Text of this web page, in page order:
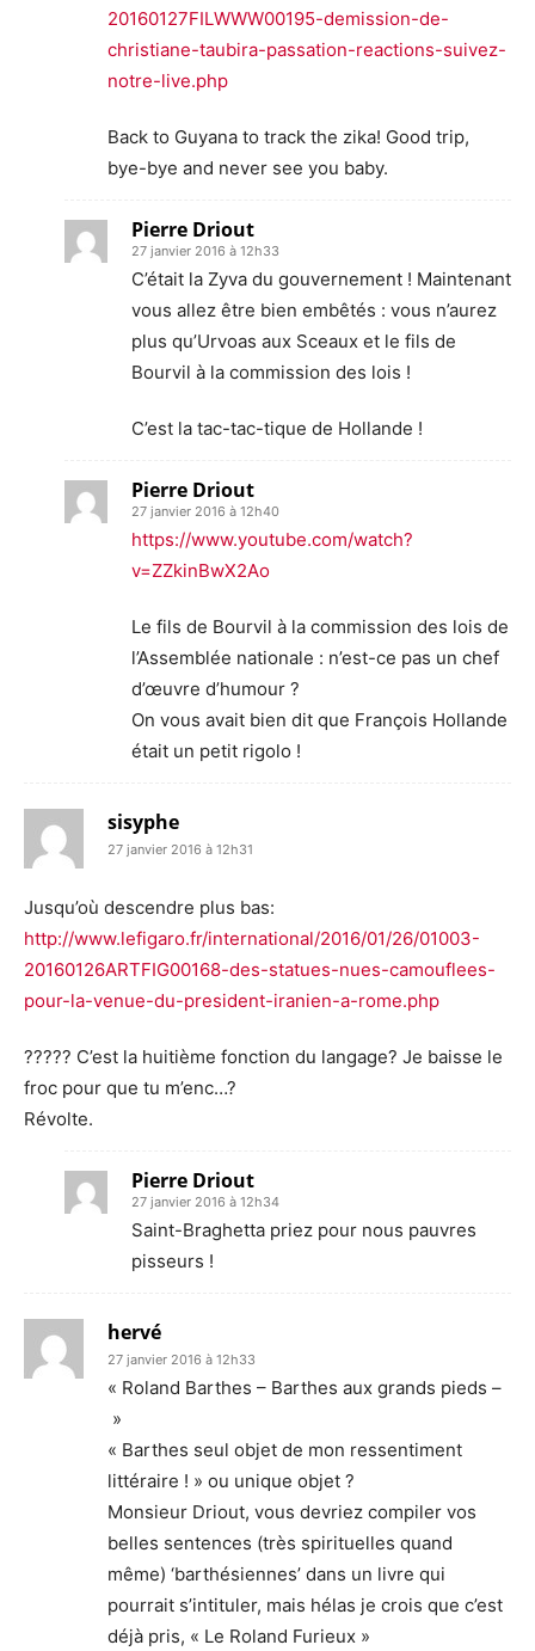
20160127FILWWW00195-demission-de-
christiane-taubira-passation-reactions-suivez-
notre-live.php
Back to Guyana to track the zika! Good trip,
bye-bye and never see you baby.
Pierre Driout
27 janvier 2016 à 12h33
C’était la Zyva du gouvernement ! Maintenant
vous allez être bien embêtés : vous n’aurez
plus qu’Urvoas aux Sceaux et le fils de
Bourvil à la commission des lois !
C’est la tac-tac-tique de Hollande !
Pierre Driout
27 janvier 2016 à 12h40
https://www.youtube.com/watch?
v=ZZkinBwX2Ao
Le fils de Bourvil à la commission des lois de
l’Assemblée nationale : n’est-ce pas un chef
d’œuvre d’humour ?
On vous avait bien dit que François Hollande
était un petit rigolo !
sisyphe
27 janvier 2016 à 12h31
Jusqu’où descendre plus bas:
http://www.lefigaro.fr/international/2016/01/26/01003-
20160126ARTFIG00168-des-statues-nues-camouflees-
pour-la-venue-du-president-iranien-a-rome.php
????? C’est la huitième fonction du langage? Je baisse le
froc pour que tu m’enc…?
Révolte.
Pierre Driout
27 janvier 2016 à 12h34
Saint-Braghetta priez pour nous pauvres
pisseurs !
hervé
27 janvier 2016 à 12h33
« Roland Barthes – Barthes aux grands pieds –
»
« Barthes seul objet de mon ressentiment
littéraire ! » ou unique objet ?
Monsieur Driout, vous devriez compiler vos
belles sentences (très spirituelles quand
même) ‘barthésiennes’ dans un livre qui
pourrait s’intituler, mais hélas je crois que c’est
déjà pris, « Le Roland Furieux »